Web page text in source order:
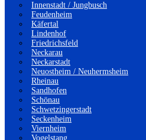
Innenstadt / Jungbusch
Feudenheim
Käfertal
Lindenhof
Friedrichsfeld
Neckarau
Neckarstadt
Neuostheim / Neuhermsheim
Rheinau
Sandhofen
Schönau
Schwetzingerstadt
Seckenheim
Viernheim
Vogelstang